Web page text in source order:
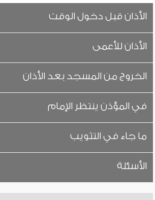
الأذان قبل دخول الوقت
الأذان للأعمى
الخروج من المسجد بعد الأذان
في المؤذن ينتظر الإمام
ما جاء في التثويب
الأسئلة